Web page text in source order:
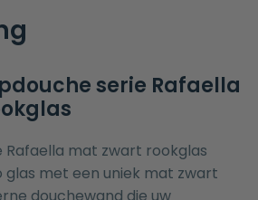
serie Rafaella
Rafaella mat zwart rookglas
glas met een uniek mat zwart